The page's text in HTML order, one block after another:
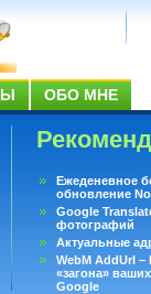
ОБО МНЕ
Ежеденевное
обновление
Google
фотографий
Актуальные
WebM AddUrl
«загона»
Google